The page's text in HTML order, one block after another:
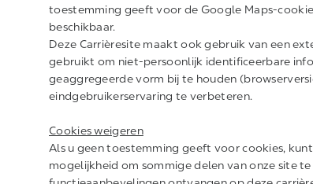
toestemming geeft voor de Google Maps-
beschikbaar.
Deze Carrièresite maakt ook gebruik van een
gebruikt om niet-persoonlijk identificeerbare
geaggregeerde vorm bij te houden
eindgebruikerservaring te verbeteren.
Cookies weigeren
Als u geen toestemming geeft voor cookies,
mogelijkheid om sommige delen van onze site